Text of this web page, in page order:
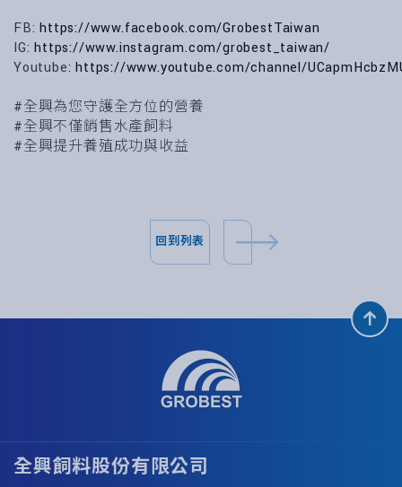
FB:https://www.facebook.com/GrobestTaiwan
IG:https://www.instagram.com/grobest_taiwan/
Youtube:https://www.youtube.com/channel/
#全興為您守護全方位的營養
#全興不僅銷售水產飼料
#全興提升養殖成功與收益
回到列表
全興飼料股份有限公司